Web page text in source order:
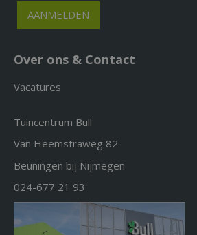
Over ons & Contact
Vacatures
Tuincentrum Bull
Van Heemstraweg 82
Beuningen bij Nijmegen
024-677 21 93